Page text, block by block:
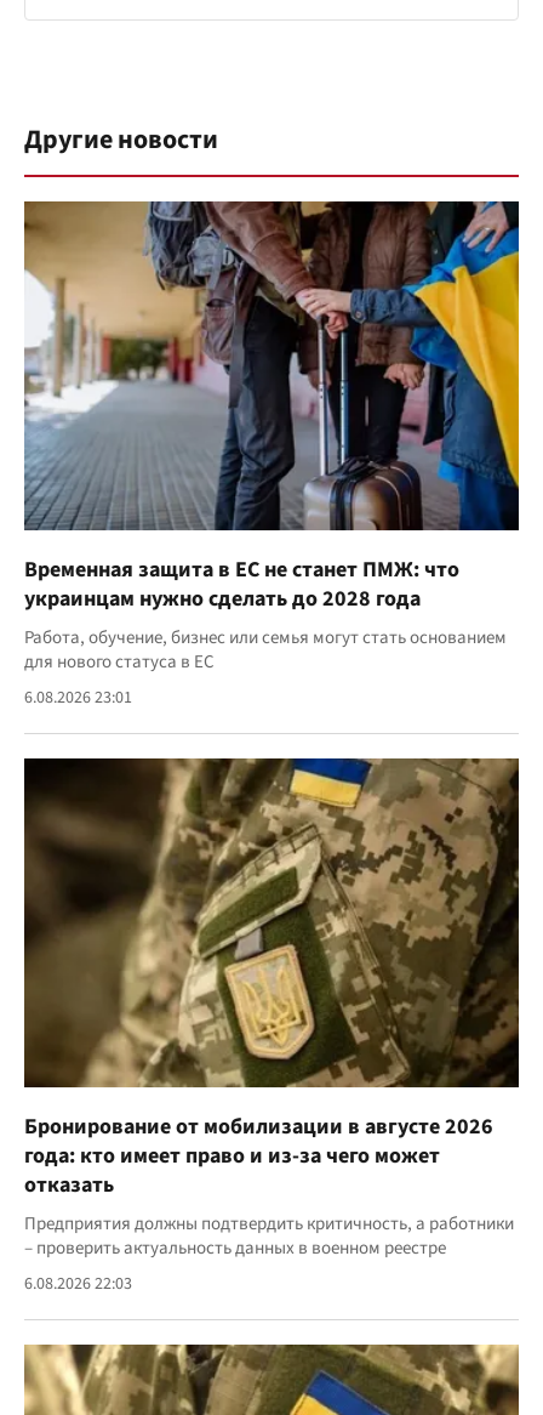
Другие новости
Временная защита в ЕС не станет ПМЖ: что
украинцам нужно сделать до 2028 года
Работа, обучение, бизнес или семья могут стать основанием
для нового статуса в ЕС
6.08.2026 23:01
Бронирование от мобилизации в августе 2026
года: кто имеет право и из-за чего может
отказать
Предприятия должны подтвердить критичность, а работники
– проверить актуальность данных в военном реестре
6.08.2026 22:03